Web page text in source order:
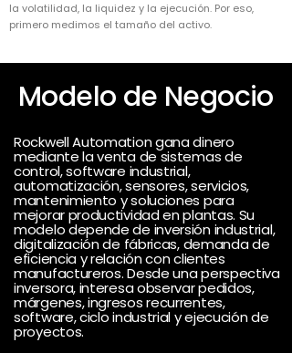
la volatilidad, la liquidez y la ejecución. Por eso,
primero medimos el tamaño del activo.
Modelo de Negocio
Rockwell Automation gana dinero
mediante la venta de sistemas de
control, software industrial,
automatización, sensores, servicios,
mantenimiento y soluciones para
mejorar productividad en plantas. Su
modelo depende de inversión industrial,
digitalización de fábricas, demanda de
eficiencia y relación con clientes
manufactureros. Desde una perspectiva
inversora, interesa observar pedidos,
márgenes, ingresos recurrentes,
software, ciclo industrial y ejecución de
proyectos.